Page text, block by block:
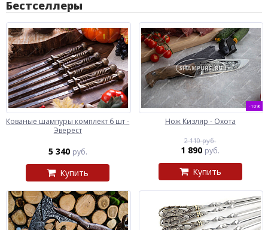
Бестселлеры
Кованые шампуры комплект 6 шт -
Эверест
5 340 руб.
Купить
-10%
Нож Кизляр - Охота
2 110 руб.
1 890 руб.
Купить